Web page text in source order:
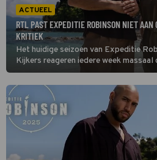
ACTUEEL
RTL PAST EXPEDITIE ROBINSON NIET AAN
KRITIEK
Het huidige seizoen van Expeditie
Kijkers reageren iedere week
programma. Gisteren plaatste het
statement op social media met een
stoppen met de haatreacties.
niks veranderen aan Expeditie